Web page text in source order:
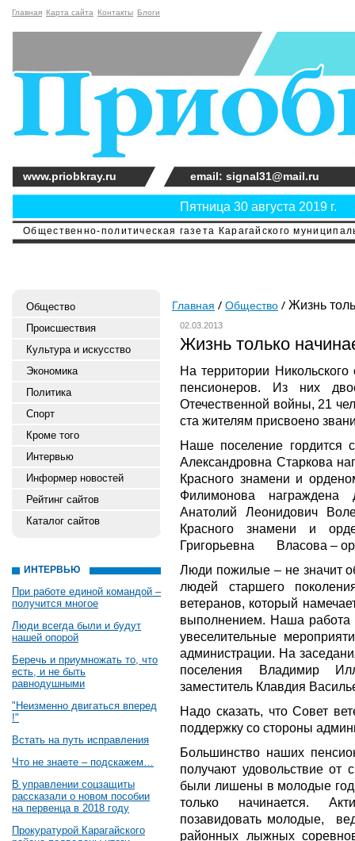
Главная Карта сайта Контакты Блоги
Общественно-политическая газета Карагайского
Пятница 30 августа 2019 г.
www.priobkray.ru email: signal31@mail.ru
Общество
Происшествия
Культура и искусство
Экономика
Политика
Спорт
Кроме того
Интервью
Информер новостей
Рейтинг сайтов
Каталог сайтов
ИНТЕРВЬЮ
При работе единой командой –
получится многое
Люди всегда были и будут
нашей опорой
Беречь и приумножать то, что
есть, и не быть
равнодушными
"Неизменно двигаться вперед
!"
Встать на путь исправления
Что не знаете – подскажем…
В управлении соцзащиты
рассказали о новом пособии
на первенца в 2018 году
Прокуратурой Карагайского
Главная Общество Жизнь
02.03.2013
Жизнь только
На территории
пенсионеров. Из них
Отечественной войны, 21
ста жителям присвоено
Наше поселение гордится
Александровна Старкова
Красного знамени и
Филимонова
Анатолий Леонидович
Красного знамени и
Григорьевна Власова –
Люди пожилые – не значит
людей старшего
ветеранов, который
выполнением. Наша работа
увеселительные
администрации. На
поселения Владимир
заместитель Клавдия
Надо сказать, что Совет
поддержку со стороны
Большинство наших
получают удовольствие от
были лишены в молодые
только начинается.
позавидовать молодые,
районных лыжных